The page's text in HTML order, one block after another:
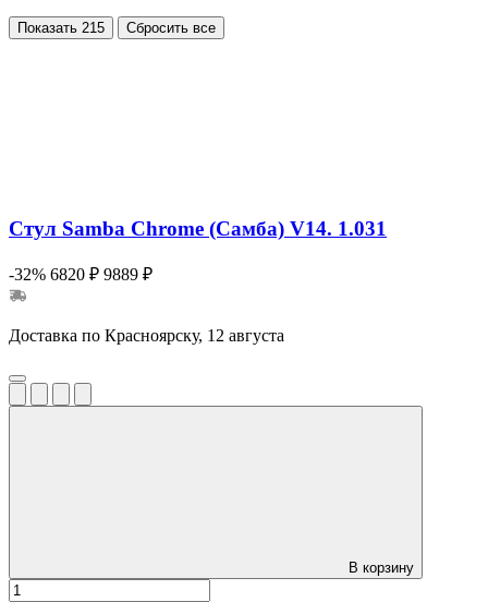
Показать 215 Сбросить все
Стул Samba Chrome (Самба) V14. 1.031
-32% 6820 ₽ 9889 ₽
Доставка по Красноярску, 12 августа
В корзину